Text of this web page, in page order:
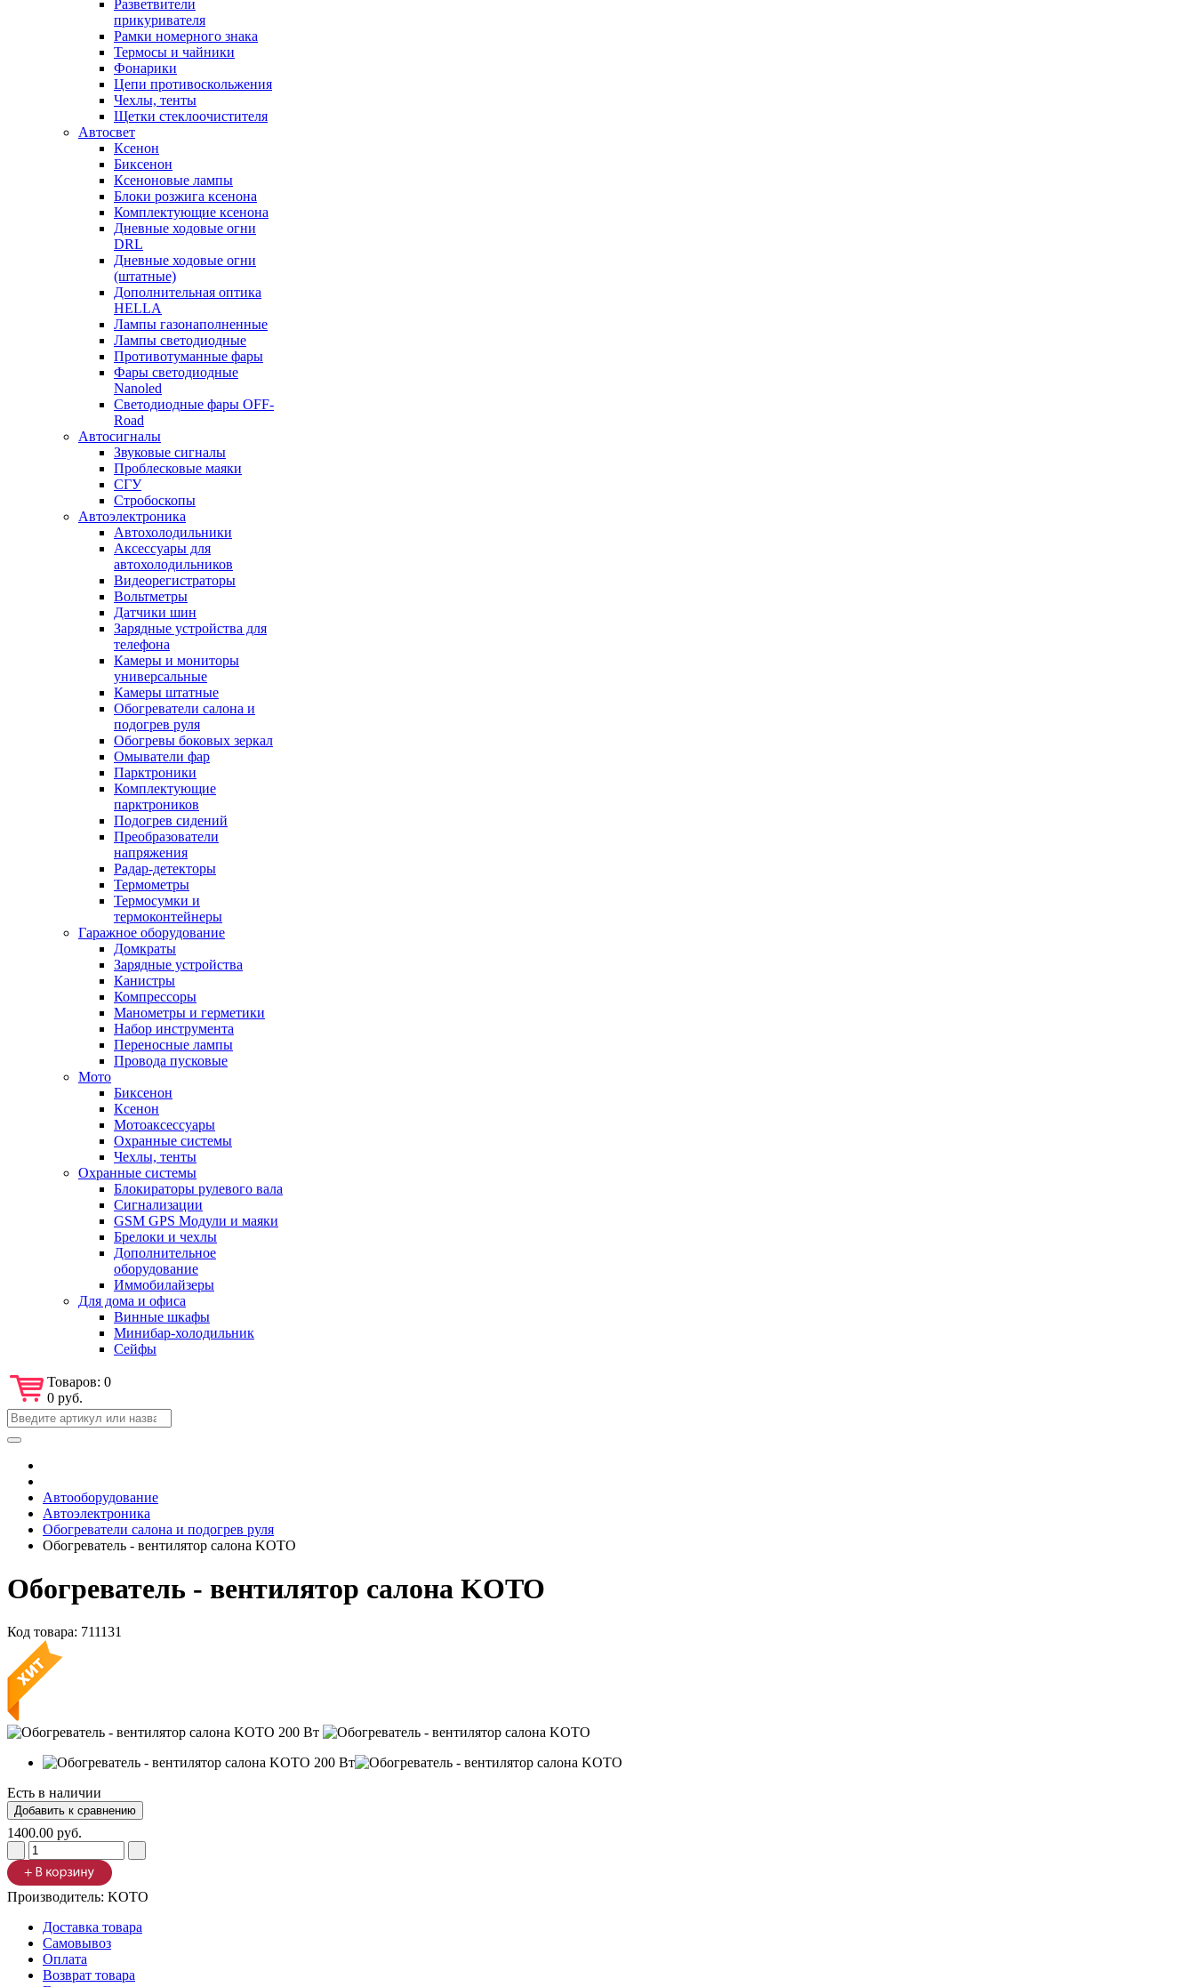
Разветвители
прикуривателя
Рамки номерного знака
Термосы и чайники
Фонарики
Цепи противоскольжения
Чехлы, тенты
Щетки стеклоочистителя
Автосвет
Ксенон
Биксенон
Ксеноновые лампы
Блоки розжига ксенона
Комплектующие ксенона
Дневные ходовые огни
DRL
Дневные ходовые огни
(штатные)
Дополнительная оптика
HELLA
Лампы газонаполненные
Лампы светодиодные
Противотуманные фары
Фары светодиодные
Nanoled
Светодиодные фары OFF-
Road
Автосигналы
Звуковые сигналы
Проблесковые маяки
СГУ
Стробоскопы
Автоэлектроника
Автохолодильники
Аксессуары для
автохолодильников
Видеорегистраторы
Вольтметры
Датчики шин
Зарядные устройства для
телефона
Камеры и мониторы
универсальные
Камеры штатные
Обогреватели салона и
подогрев руля
Обогревы боковых зеркал
Омыватели фар
Парктроники
Комплектующие
парктроников
Подогрев сидений
Преобразователи
напряжения
Радар-детекторы
Термометры
Термосумки и
термоконтейнеры
Гаражное оборудование
Домкраты
Зарядные устройства
Канистры
Компрессоры
Манометры и герметики
Набор инструмента
Переносные лампы
Провода пусковые
Мото
Биксенон
Ксенон
Мотоаксессуары
Охранные системы
Чехлы, тенты
Охранные системы
Блокираторы рулевого вала
Сигнализации
GSM GPS Модули и маяки
Брелоки и чехлы
Дополнительное
оборудование
Иммобилайзеры
Для дома и офиса
Винные шкафы
Минибар-холодильник
Сейфы
Товаров: 0
0 руб.
Автооборудование
Автоэлектроника
Обогреватели салона и подогрев руля
Обогреватель - вентилятор салона KOTO
Обогреватель - вентилятор салона KOTO
Код товара: 711131
Есть в наличии
1400.00 руб.
Производитель: KOTO
Доставка товара
Самовывоз
Оплата
Возврат товара